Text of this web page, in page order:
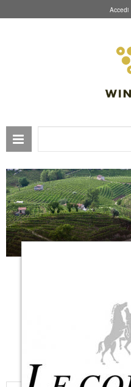
Accedi
Santo Stefano di Valdobbiadene
delle movimentate colline del
Colture, la cui attività risale al
Cesare e Renato Ruggeri sono
patrimonio d’esperienza,
profonda conoscenza del
salute della vigna ed inesauribile